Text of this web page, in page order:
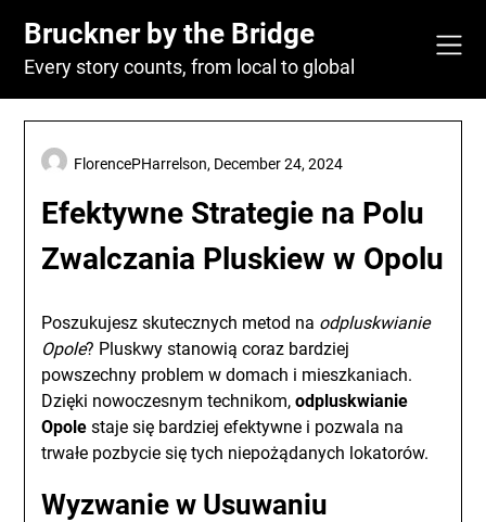
content
Bruckner by the Bridge
Every story counts, from local to global
Efektywne Strategie na Polu
Zwalczania Pluskiew w Opolu
FlorencePHarrelson, December 24, 2024
Poszukujesz skutecznych metod na odpluskwianie
Opole? Pluskwy stanowią coraz bardziej
powszechny problem w domach i mieszkaniach.
Dzięki nowoczesnym technikom,odpluskwianie
Opole staje się bardziej efektywne i pozwala na
trwałe pozbycie się tych niepożądanych lokatorów.
Wyzwanie w Usuwaniu